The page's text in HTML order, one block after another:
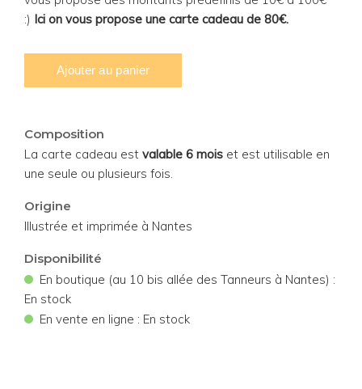
:) Ici on vous propose une carte cadeau de 80€.
Composition
La carte cadeau est valable 6 mois et est utilisable en
une seule ou plusieurs fois.
Origine
Illustrée et imprimée à Nantes
Disponibilité
• En boutique (au 10 bis allée des Tanneurs à Nantes) :
En stock
• En vente en ligne : En stock